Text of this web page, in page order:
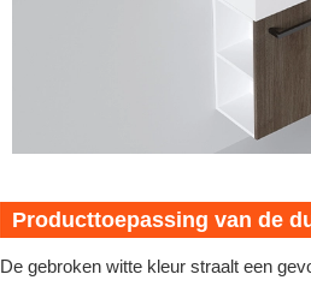
Producttoepassing van de
De gebroken witte kleur straalt een